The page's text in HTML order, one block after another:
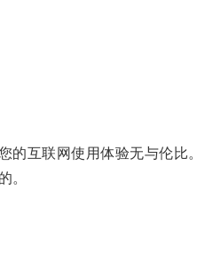
互联网使用体验无与伦比。
。